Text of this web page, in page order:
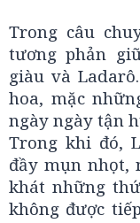
Trong câu
tương phản
giàu và
hoa, mặc
ngày ngày tận
Trong khi đó,
đầy mụn nhọt,
khát những
không được